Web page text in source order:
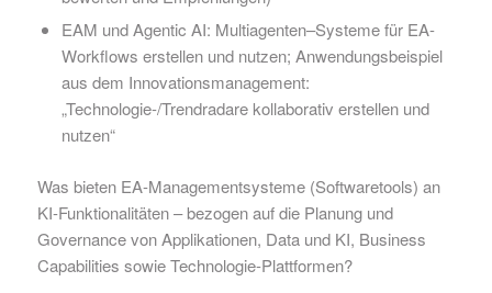
EAM und Agentic AI: Multiagenten–Systeme für EA-
Workflows erstellen und nutzen; Anwendungsbeispiel
aus dem Innovationsmanagement:
„Technologie-/Trendradare kollaborativ erstellen und
nutzen“
Was bieten EA-Managementsysteme (Softwaretools) an
KI-Funktionalitäten – bezogen auf die Planung und
Governance von Applikationen, Data und KI, Business
Capabilities sowie Technologie-Plattformen?